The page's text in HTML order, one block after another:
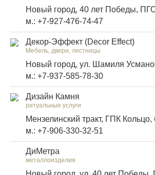
Новый город, 40 лет Победы,
м.: +7-927-476-74-47
Декор-Эффект (Decor Effect)
Мебель, двери, лестницы
Новый город, ул. Шамиля
м.: +7-937-585-78-30
Дизайн Камня
ритуальные услуги
Мензелинский тракт, ГПК Кольцо,
м.: +7-906-330-32-51
ДиМетра
металлоизделия